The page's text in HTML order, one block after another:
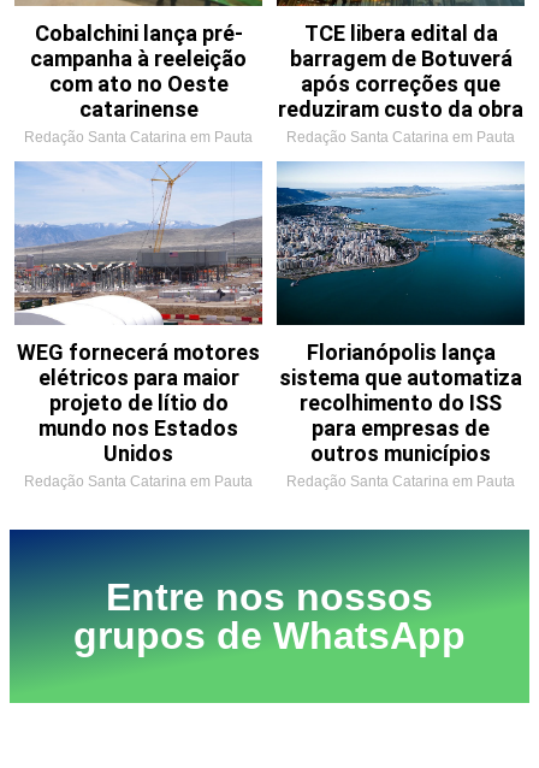
Cobalchini lança pré-
campanha à reeleição
com ato no Oeste
catarinense
Redação Santa Catarina em Pauta
TCE libera edital da
barragem de Botuverá
após correções que
reduziram custo da obra
Redação Santa Catarina em Pauta
WEG fornecerá motores
elétricos para maior
projeto de lítio do
mundo nos Estados
Unidos
Redação Santa Catarina em Pauta
Florianópolis lança
sistema que automatiza
recolhimento do ISS
para empresas de
outros municípios
Redação Santa Catarina em Pauta
Entre nos nossos
grupos de WhatsApp